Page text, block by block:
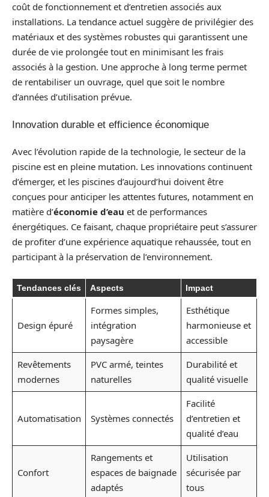
coût de fonctionnement et d’entretien associés aux
installations. La tendance actuel suggère de privilégier des
matériaux et des systèmes robustes qui garantissent une
durée de vie prolongée tout en minimisant les frais
associés à la gestion. Une approche à long terme permet
de rentabiliser un ouvrage, quel que soit le nombre
d’années d’utilisation prévue.
Innovation durable et efficience économique
Avec l’évolution rapide de la technologie, le secteur de la
piscine est en pleine mutation. Les innovations continuent
d’émerger, et les piscines d’aujourd’hui doivent être
conçues pour anticiper les attentes futures, notamment en
matière d’économie d’eau et de performances
énergétiques. Ce faisant, chaque propriétaire peut s’assurer
de profiter d’une expérience aquatique rehaussée, tout en
participant à la préservation de l’environnement.
Tendances clés Aspects Impact
Design épuré
Formes simples,
intégration
paysagère
Esthétique
harmonieuse et
accessible
Revêtements
modernes
PVC armé, teintes
naturelles
Durabilité et
qualité visuelle
Automatisation Systèmes connectés
Facilité
d’entretien et
qualité d’eau
Confort
Rangements et
espaces de baignade
adaptés
Utilisation
sécurisée par
tous